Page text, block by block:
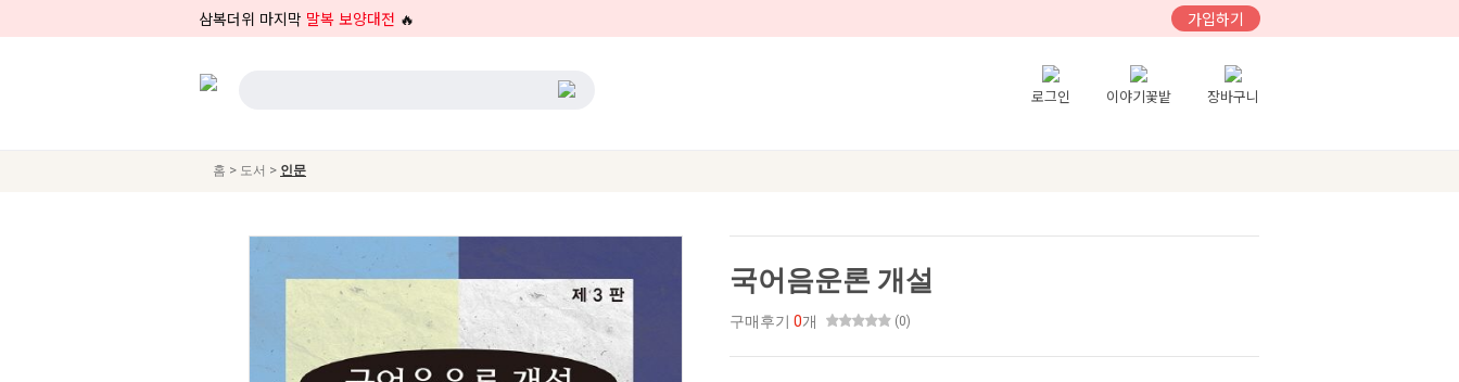
삼복더위 마지막 말복 보양대전 🔥 가입하기
로그인 이야기꽃밭 장바구니
홈 > 도서 > 인문
국어음운론 개설
구매후기 0개 (0)